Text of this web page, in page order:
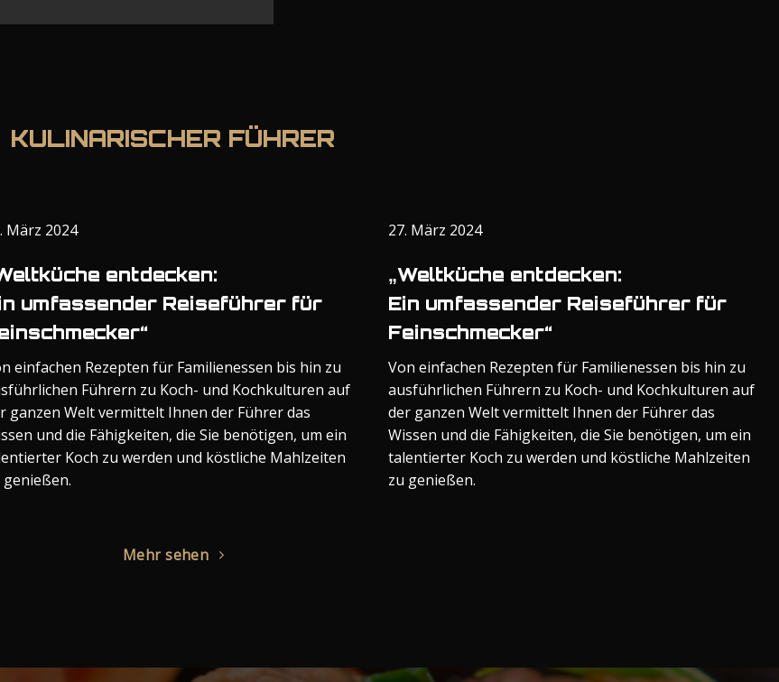
KULINARISCHER FÜHRER
März 2024
entdecken:
umfassender Reiseführer für
einfachen Rezepten für Familienessen bis hin zu
Führern zu Koch- und Kochkulturen auf
ganzen Welt vermittelt Ihnen der Führer das
und die Fähigkeiten, die Sie benötigen, um ein
Koch zu werden und köstliche Mahlzeiten
genießen.
27. März 2024
„Weltküche entdecken:
Ein umfassender Reiseführer für
Feinschmecker“
Von einfachen Rezepten für Familienessen bis hin zu
ausführlichen Führern zu Koch- und Kochkulturen auf
der ganzen Welt vermittelt Ihnen der Führer das
Wissen und die Fähigkeiten, die Sie benötigen, um ein
talentierter Koch zu werden und köstliche Mahlzeiten
zu genießen.
Mehr sehen